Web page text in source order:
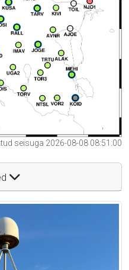
seisuga 2026-08-08 08:51:00